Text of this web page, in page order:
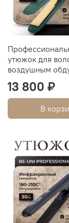
утюжок для
воздушным
13 800 ₽
В